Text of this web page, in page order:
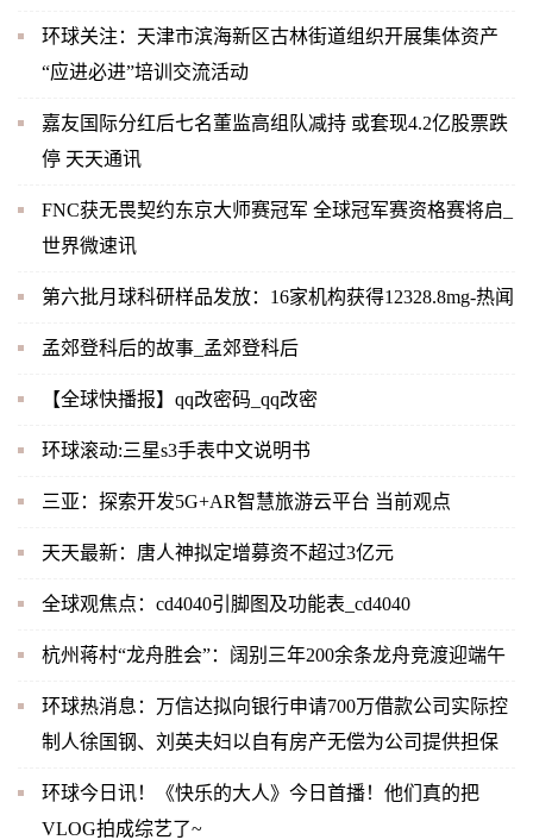
环球关注：天津市滨海新区古林街道组织开展集体资产
“应进必进”培训交流活动
嘉友国际分红后七名董监高组队减持 或套现4.2亿股票跌
停 天天通讯
FNC获无畏契约东京大师赛冠军 全球冠军赛资格赛将启_
世界微速讯
第六批月球科研样品发放：16家机构获得12328.8mg-热闻
孟郊登科后的故事_孟郊登科后
【全球快播报】qq改密码_qq改密
环球滚动:三星s3手表中文说明书
三亚：探索开发5G+AR智慧旅游云平台 当前观点
天天最新：唐人神拟定增募资不超过3亿元
全球观焦点：cd4040引脚图及功能表_cd4040
杭州蒋村“龙舟胜会”：阔别三年200余条龙舟竞渡迎端午
环球热消息：万信达拟向银行申请700万借款公司实际控
制人徐国钢、刘英夫妇以自有房产无偿为公司提供担保
环球今日讯！《快乐的大人》今日首播！他们真的把
VLOG拍成综艺了~